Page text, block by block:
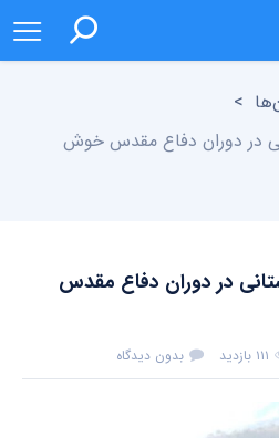
>
در دوران دفاع مقدس خوش
در دوران دفاع مقدس
۱۱۱ بازدید بدون دیدگاه